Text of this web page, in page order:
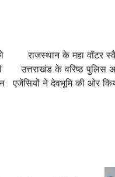
राजस्थान के महा वॉटर
उत्तराखंड के वरिष्ठ पुलिस
एजेंसियों ने देवभूमि की ओर